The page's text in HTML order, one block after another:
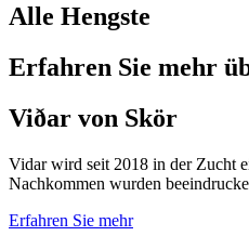
Alle Hengste
Erfahren Sie mehr
Viðar von Skör
Vidar wird seit 2018 in der Zucht
Nachkommen wurden
Erfahren Sie mehr